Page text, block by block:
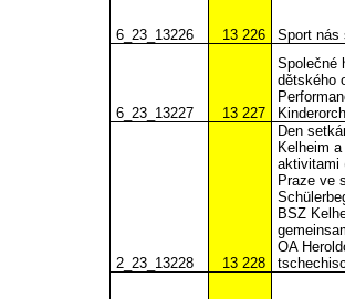
6_23_13226 13 226 Sport nás
6_23_13227 13 227
Společné
dětského
2_23_13228 13 228
Den
Kelheim
aktivitami
Praze ve
BSZ
OA